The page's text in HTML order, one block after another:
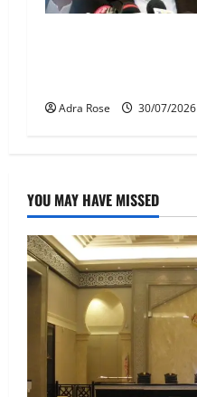
Adra Rose 30/07/2026
YOU MAY HAVE MISSED